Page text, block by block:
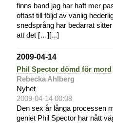
finns band jag har haft mer
oftast till följd av vanlig
snedsprång har bedarrat
att det […][...]
2009-04-14
Phil Spector dömd för mord
Rebecka Ahlberg
Nyhet
2009-04-14 00:08
Den sex år långa processen
geniet Phil Spector har nått